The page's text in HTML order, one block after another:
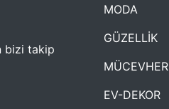
bizi takip
MODA
GÜZELLİK
MÜCEVHER
EV-DEKOR